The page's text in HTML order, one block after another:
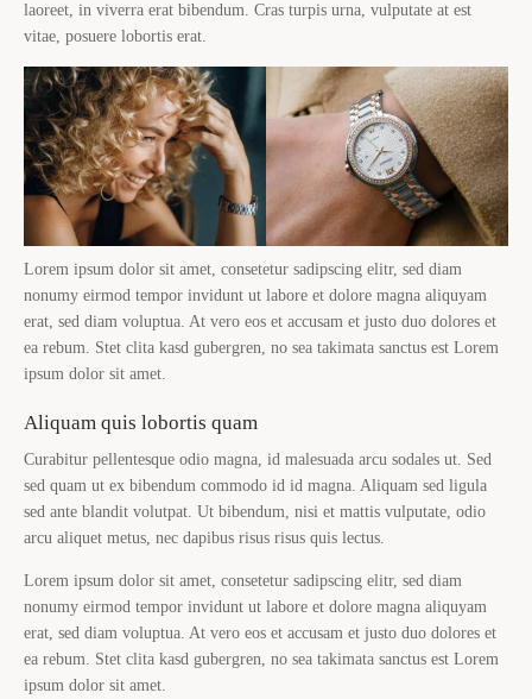
laoreet, in viverra erat bibendum. Cras turpis urna, vulputate at est
vitae, posuere lobortis erat.
Lorem ipsum dolor sit amet, consetetur sadipscing elitr, sed diam
nonumy eirmod tempor invidunt ut labore et dolore magna aliquyam
erat, sed diam voluptua. At vero eos et accusam et justo duo dolores et
ea rebum. Stet clita kasd gubergren, no sea takimata sanctus est Lorem
ipsum dolor sit amet.
Aliquam quis lobortis quam
Curabitur pellentesque odio magna, id malesuada arcu sodales ut. Sed
sed quam ut ex bibendum commodo id id magna. Aliquam sed ligula
sed ante blandit volutpat. Ut bibendum, nisi et mattis vulputate, odio
arcu aliquet metus, nec dapibus risus risus quis lectus.
Lorem ipsum dolor sit amet, consetetur sadipscing elitr, sed diam
nonumy eirmod tempor invidunt ut labore et dolore magna aliquyam
erat, sed diam voluptua. At vero eos et accusam et justo duo dolores et
ea rebum. Stet clita kasd gubergren, no sea takimata sanctus est Lorem
ipsum dolor sit amet.